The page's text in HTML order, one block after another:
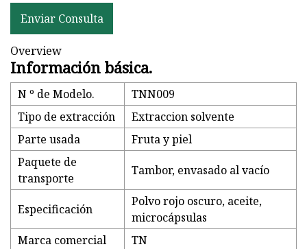
Enviar Consulta
Overview
Información básica.
N º de Modelo.
TNN009
Tipo de extracción
Extraccion solvente
Parte usada
Fruta y piel
Paquete de
transporte
Tambor, envasado al vacío
Especificación
Polvo rojo oscuro, aceite,
microcápsulas
Marca comercial
TN